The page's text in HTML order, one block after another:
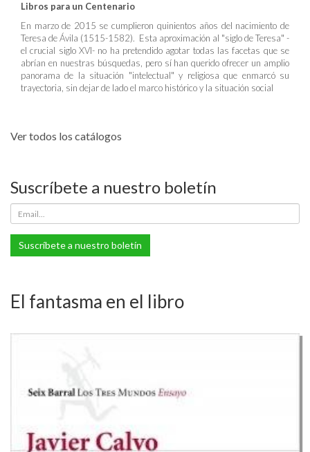
Libros para un Centenario
En marzo de 2015 se cumplieron quinientos años del nacimiento de
Teresa de Ávila (1515-1582). Esta aproximación al "siglo de Teresa" -
el crucial siglo XVI- no ha pretendido agotar todas las facetas que se
abrían en nuestras búsquedas, pero sí han querido ofrecer un amplio
panorama de la situación "intelectual" y religiosa que enmarcó su
trayectoria, sin dejar de lado el marco histórico y la situación social
Ver todos los catálogos
Suscríbete a nuestro boletín
Suscríbete a nuestro boletín
El fantasma en el libro